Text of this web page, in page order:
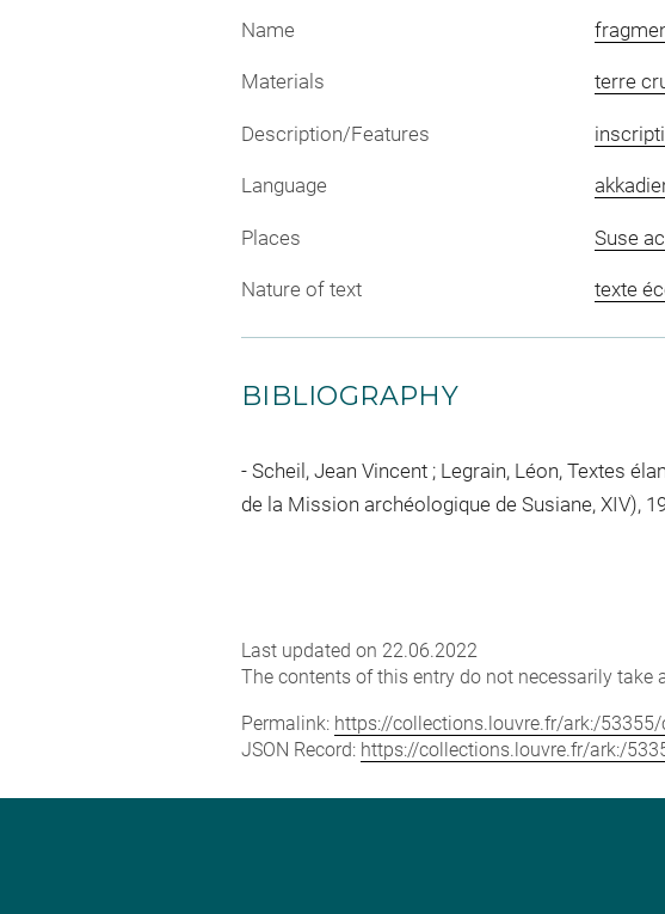
Name
Materials terre
Description/Features
Language
Places Suse
Nature of text texte
BIBLIOGRAPHY
Scheil, Jean Vincent ; Legrain, Léon, Textes
de la Mission archéologique de Susiane, XIV),
Last updated on 22.06.2022
The contents of this entry do not necessarily take
Permalink: https://collections.louvre.fr/ark:/
JSON Record: https://collections.louvre.fr/ark:/